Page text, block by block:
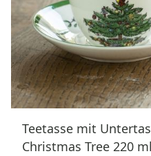
Teetasse mit
Christmas Tree 220 ml